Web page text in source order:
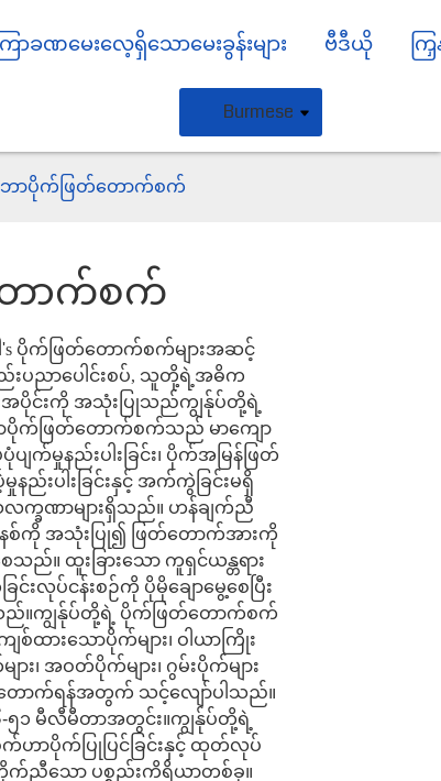
ြာခဏမေးလေ့ရှိသောမေးခွန်းများ ဗီဒီယို က
Burmese
ဘာပိုက်ဖြတ်တောက်စက်
ောက်စက်
's ပိုက်ဖြတ်တောက်စက်များအဆင့်
ပညာပေါင်းစပ်, သူတို့ရဲ့ အဓိက
ပိုင်းကို အသုံးပြုသည်ကျွန်ုပ်တို့ရဲ့
ပိုက် ဖြတ်တောက်စက်သည် မာကျော
ပုံပျက်မှုနည်းပါးခြင်း၊ ပိုက်အမြန်ဖြတ်
မှုနည်းပါးခြင်းနှင့် အက်ကွဲခြင်းမရှိ
က္ခဏာများရှိသည်။ ဟန်ချက်ညီ
နစ်ကို အသုံးပြု၍ ဖြတ်တောက်အားကို
သည်။ ထူးခြားသော ကူရှင်ယန္တရား
းလုပ်ငန်းစဉ်ကို ပိုမိုချောမွေ့စေပြီး
ည်။ကျွန်ုပ်တို့ရဲ့ ပိုက်ဖြတ်တောက်စက်
ထားသောပိုက်များ၊ ဝါယာကြိုး
ား၊ အဝတ်ပိုက်များ၊ ဂွမ်းပိုက်များ
ာက်ရန်အတွက် သင့်လျော်ပါသည်။
၅၁ မီလီမီတာအတွင်း။ကျွန်ုပ်တို့ရဲ့
က်ဟာပိုက်ပြုပြင်ခြင်းနှင့် ထုတ်လုပ်
က်ညီသော ပစ္စည်းကိရိယာတစ်ခု။